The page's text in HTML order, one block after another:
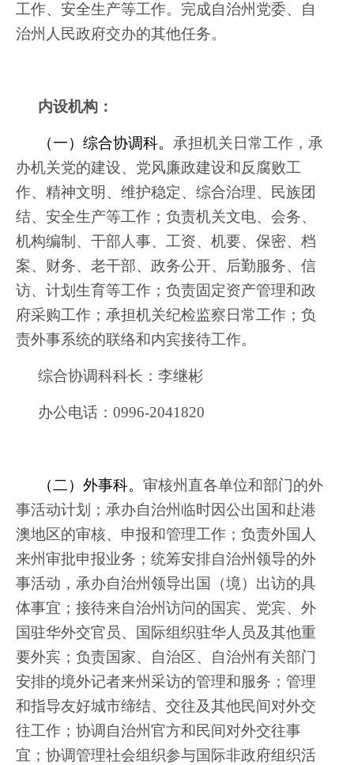
工作、安全生产等工作。完成自治州党委、自
治州人民政府交办的其他任务。
内设机构：
（一）综合协调科。 承担机关日常工作，承
办机关党的建设、党风廉政建设和反腐败工
作、精神文明、维护稳定、综合治理、民族团
结、安全生产等工作；负责机关文电、会务、
机构编制、干部人事、工资、机要、保密、档
案、财务、老干部、政务公开、后勤服务、信
访、计划生育等工作；负责固定资产管理和政
府采购工作；承担机关纪检监察日常工作；负
责外事系统的联络和内宾接待工作。
综合协调科科长：李继彬
办公电话： 0996-2041820
（二）外事科。 审核州直各单位和部门的外
事活动计划；承办自治州临时因公出国和赴港
澳地区的审核、申报和管理工作；负责外国人
来州审批申报业务；统筹安排自治州领导的外
事活动，承办自治州领导出国（境）出访的具
体事宜；接待来自治州访问的国宾、党宾、外
国驻华外交官员、国际组织驻华人员及其他重
要外宾；负责国家、自治区、自治州有关部门
安排的境外记者来州采访的管理和服务；管理
和指导友好城市缔结、交往及其他民间对外交
往工作；协调自治州官方和民间对外交往事
宜；协调管理社会组织参与国际非政府组织活